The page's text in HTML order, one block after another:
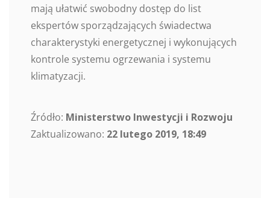
mają ułatwić swobodny dostęp do list
ekspertów sporządzających świadectwa
charakterystyki energetycznej i wykonujących
kontrole systemu ogrzewania i systemu
klimatyzacji.
Źródło: Ministerstwo Inwestycji i Rozwoju
Zaktualizowano: 22 lutego 2019, 18:49